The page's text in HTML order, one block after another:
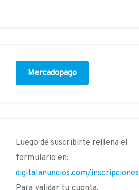
Mercadopago
Luego de suscribirte rellena el
formulario en:
digitalanuncios.com/inscripciones